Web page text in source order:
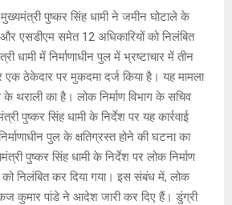
n
k
पुष्कर सिंह धामी ने जमीन घोटाले के
और एसडीएम समेत 12 अधिकारियों को निलंबित
धामी में निर्माणाधीन पुल में भ्रष्टाचार में तीन
एक ठेकेदार पर मुकदमा दर्ज किया है। यह मामला
थराली का है। लोक निर्माण विभाग के सचिव
पुष्कर सिंह धामी के निर्देश पर यह कार्रवाई
पुल के क्षतिग्रस्त होने की घटना का
पुष्कर सिंह धामी के निर्देश पर लोक निर्माण
निलंबित कर दिया गया। इस संबंध में, लोक
कुमार पांडे ने आदेश जारी कर दिए हैं। डुंग्री